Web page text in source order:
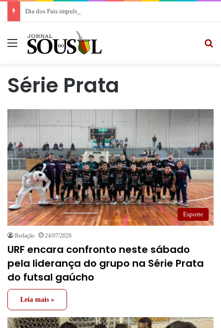
Menu
Série Prata
Esporte
Redação 24/07/2026
URF encara confronto neste sábado
pela liderança do grupo na Série Prata
do futsal gaúcho
Leia mais »